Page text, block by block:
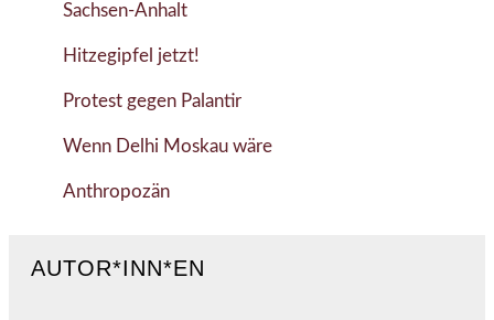
Sachsen-Anhalt
Hitzegipfel jetzt!
Protest gegen Palantir
Wenn Delhi Moskau wäre
Anthropozän
AUTOR*INN*EN